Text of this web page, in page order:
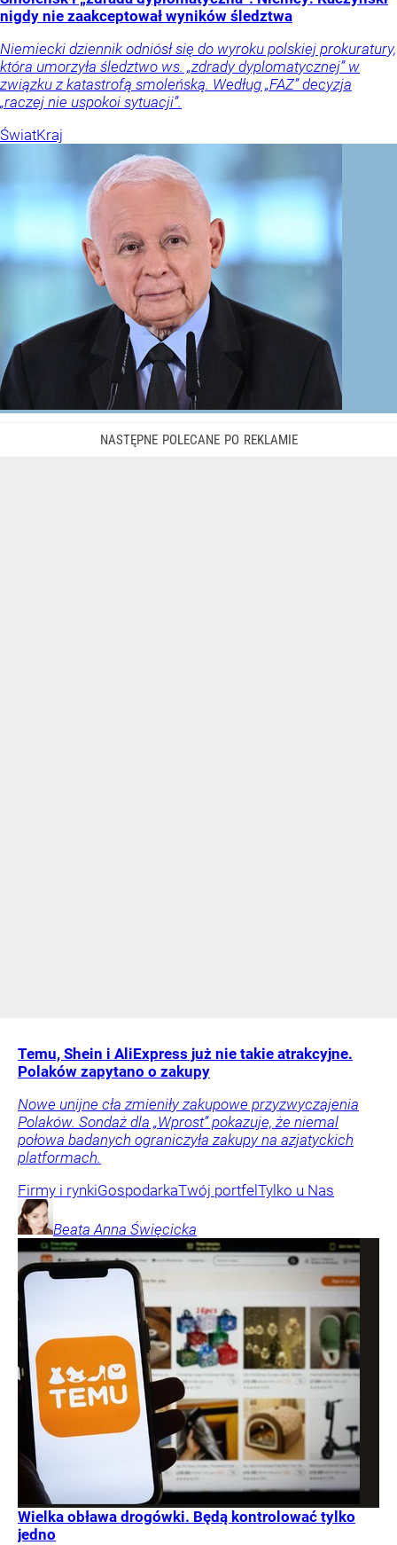
nigdy nie zaakceptował wyników śledztwa
Niemiecki dziennik odniósł się do wyroku polskiej prokuratury,
która umorzyła śledztwo ws. „zdrady dyplomatycznej” w
związku z katastrofą smoleńską. Według „FAZ” decyzja
„raczej nie uspokoi sytuacji”.
ŚwiatKraj
Temu, Shein i AliExpress już nie takie atrakcyjne.
Polaków zapytano o zakupy
Nowe unijne cła zmieniły zakupowe przyzwyczajenia
Polaków. Sondaż dla „Wprost” pokazuje, że niemal
połowa badanych ograniczyła zakupy na azjatyckich
platformach.
Firmy i rynkiGospodarkaTwój portfel Tylko u Nas
Beata Anna Święcicka
Wielka obława drogówki. Będą kontrolować tylko
jedno